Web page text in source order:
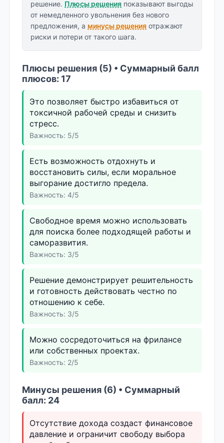
решение. Плюсы решения показывают выгоды
от немедленного увольнения без нового
предложения, а минусы решения отражают
риски и потери от такого шага.
Плюсы решения (5) • Суммарный балл
плюсов: 17
Это позволяет быстро избавиться от
токсичной рабочей среды и снизить
стресс.
Важность: 5/5
Есть возможность отдохнуть и
восстановить силы, если моральное
выгорание достигло предела.
Важность: 4/5
Свободное время можно использовать
для поиска более подходящей работы и
саморазвития.
Важность: 3/5
Решение демонстрирует решительность
и готовность действовать честно по
отношению к себе.
Важность: 3/5
Можно сосредоточиться на фрилансе
или собственных проектах.
Важность: 2/5
Минусы решения (6) • Суммарный
балл: 24
Отсутствие дохода создаст финансовое
давление и ограничит свободу выбора